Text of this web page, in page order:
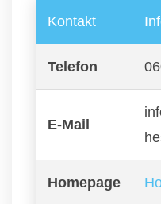
Kontakt
Telefon
E-Mail
Homepage